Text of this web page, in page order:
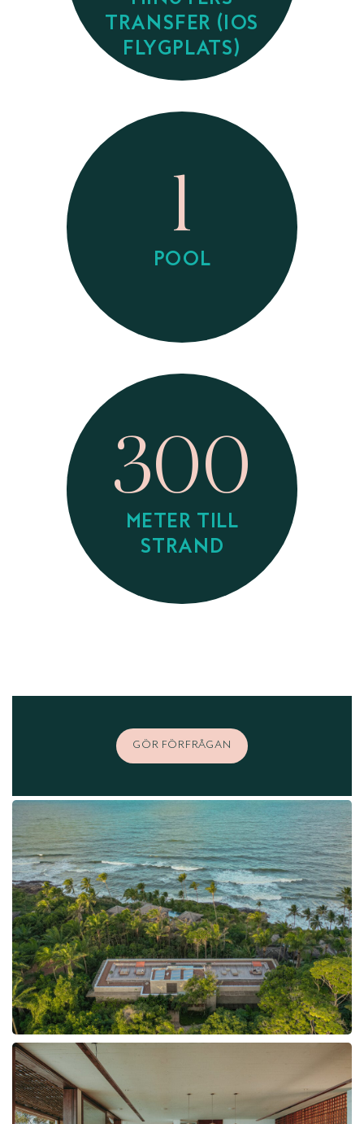
TRANSFER (IOS
FLYGPLATS)
1
POOL
300
METER TILL
STRAND
GÖR FÖRFRÅGAN